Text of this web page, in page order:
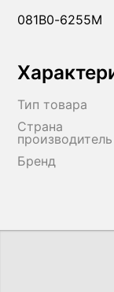
081B0-6255M
Тип товара
Страна
производитель
Бренд